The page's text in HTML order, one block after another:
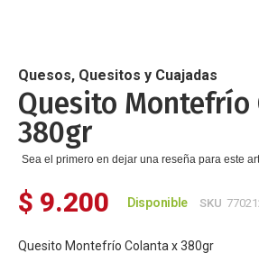
de
la
galería
de
imágenes
Quesos, Quesitos y Cuajadas
Quesito Montefrío
380gr
Sea el primero en dejar una reseña para este
$ 9.200 Disponible SKU
Quesito Montefrío Colanta x 380gr